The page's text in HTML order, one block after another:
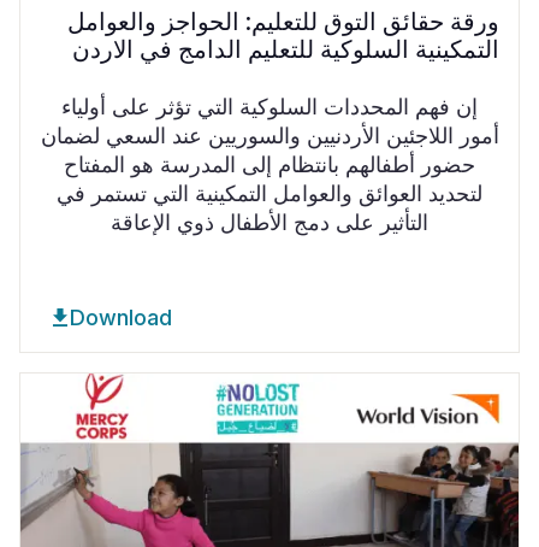
ورقة حقائق التوق للتعليم: الحواجز والعوامل
التمكينية السلوكية للتعليم الدامج في الاردن
إن فهم المحددات السلوكية التي تؤثر على أولياء
أمور اللاجئين الأردنيين والسوريين عند السعي لضمان
حضور أطفالهم بانتظام إلى المدرسة هو المفتاح
لتحديد العوائق والعوامل التمكينية التي تستمر في
التأثير على دمج الأطفال ذوي الإعاقة
Download